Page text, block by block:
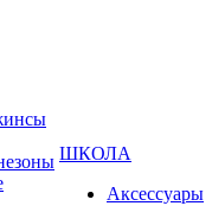
ШКОЛА
Аксессуары